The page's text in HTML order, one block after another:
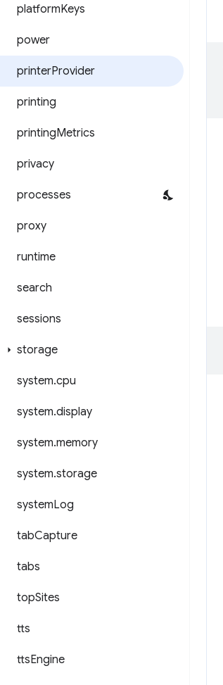
platformKeys
power
printerProvider
printing
printingMetrics
privacy
processes
proxy
runtime
search
sessions
storage
system.cpu
system.display
system.memory
system.storage
systemLog
tabCapture
tabs
topSites
tts
ttsEngine